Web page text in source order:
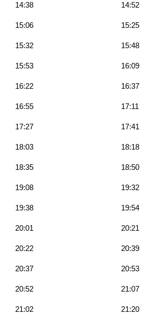
14:38 14:52
15:06 15:25
15:32 15:48
15:53 16:09
16:22 16:37
16:55 17:11
17:27 17:41
18:03 18:18
18:35 18:50
19:08 19:32
19:38 19:54
20:01 20:21
20:22 20:39
20:37 20:53
20:52 21:07
21:02 21:20